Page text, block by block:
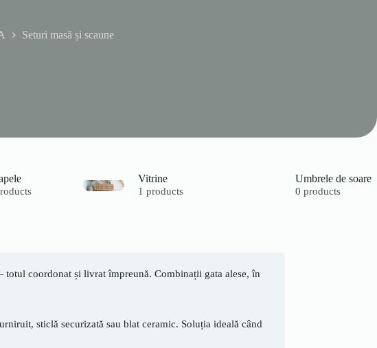
Seturi masă și scaune
Vitrine
1 products
Umbrele de soare
0 products
coordonat și livrat împreună. Combinații gata alese, în
sticlă securizată sau blat ceramic. Soluția ideală când